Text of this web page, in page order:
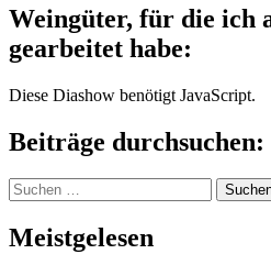
Weingüter, für die ich
gearbeitet habe:
Diese Diashow benötigt JavaScript.
Beiträge durchsuchen:
Suchen
nach:
Meistgelesen